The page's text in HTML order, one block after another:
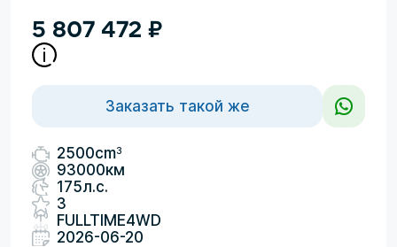
5 807 472 ₽
Заказать такой же
2500cm3
93000км
175л.с.
3
FULLTIME4WD
2026-06-20